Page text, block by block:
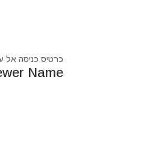
כרטיס כניסה
Name